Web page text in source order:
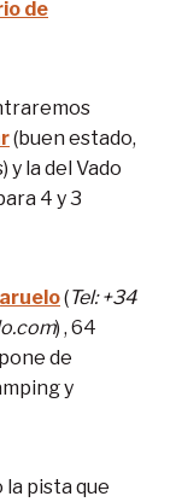
de
(buen estado,
y la del Vado
4 y 3
(Tel: +34
) , 64
de
y
pista que